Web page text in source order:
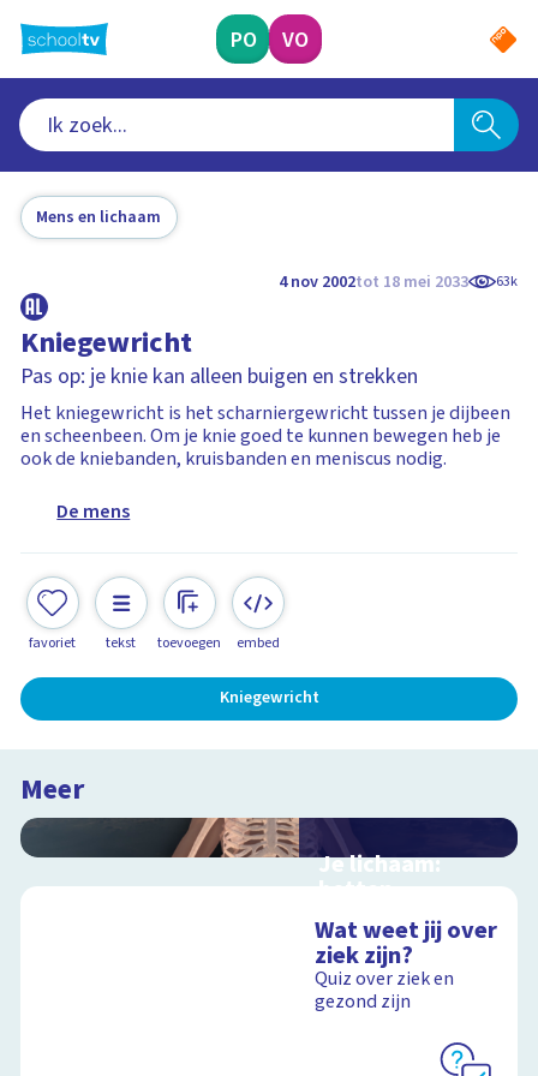
naar
hoofdinhoud
PO VO
Mens en lichaam
4 nov 2002tot 18 mei 2033 63k
Kniegewricht
Pas op: je knie kan alleen buigen en strekken
Het kniegewricht is het scharniergewricht tussen je dijbeen
en scheenbeen. Om je knie goed te kunnen bewegen heb je
ook de kniebanden, kruisbanden en meniscus nodig.
De mens
favoriet tekst toevoegen embed
Kniegewricht
Meer
Je lichaam:
botten
schoolplaat door je
skelet
Schoolplaat
Wat weet jij over
ziek zijn?
Quiz over ziek en
gezond zijn